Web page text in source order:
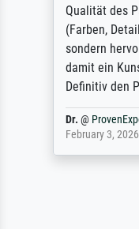
Qualität des
(Farben,
sondern
damit ein
Definitiv den
Dr. @
February 3, 2026